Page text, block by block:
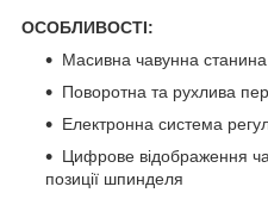
ОСОБЛИВОСТІ:
Масивна чавунна станина
Поворотна та рухлива
Електронна система
Цифрове відображення
позиції шпинделя